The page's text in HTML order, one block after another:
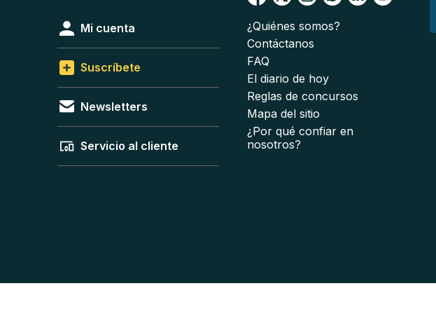
Mi cuenta
Suscríbete
Newsletters
Servicio al cliente
¿Quiénes somos?
Contáctanos
FAQ
El diario de hoy
Reglas de concursos
Mapa del sitio
¿Por qué confiar en
nosotros?